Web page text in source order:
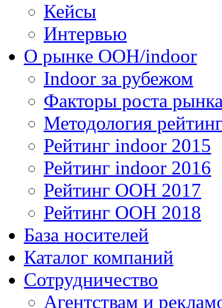
Кейсы
Интервью
О рынке OOH/indoor
Indoor за рубежом
Факторы роста
Методология
Рейтинг indoor 2015
Рейтинг indoor 2016
Рейтинг OOH 2017
Рейтинг OOH 2018
База носителей
Каталог компаний
Сотрудничество
Агентствам и